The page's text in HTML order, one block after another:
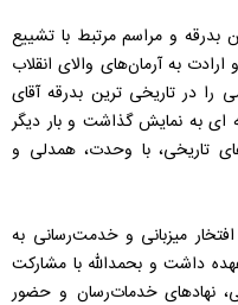
بدرقه و مراسم‌ مرتبط با تشییع
به آرمان‌های والای انقلاب
را در تاریخی ترین بدرقه آقای
ای به نمایش گذاشت و بار دیگر
تاریخی، با وحدت، همدلی و
میزبانی و خدمت‌رسانی به
داشت و بحمدالله با مشارکت
نهادهای خدمات‌رسان و حضور